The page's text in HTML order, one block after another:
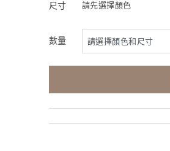
尺寸 請先選擇顏色
數量